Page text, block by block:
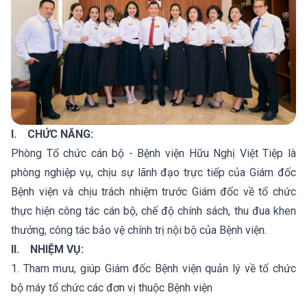
I. CHỨC NĂNG:
Phòng Tổ chức cán bộ - Bệnh viện Hữu Nghị Việt Tiệp là
phòng nghiệp vụ, chịu sự lãnh đạo trực tiếp của Giám đốc
Bệnh viện và chịu trách nhiệm trước Giám đốc về tổ chức
thực hiện công tác cán bộ, chế độ chính sách, thu đua khen
thưởng, công tác bảo vệ chính trị nội bộ của Bệnh viện.
II. NHIỆM VỤ:
1. Tham mưu, giúp Giám đốc Bệnh viện quản lý về tổ chức
bộ máy tổ chức các đơn vị thuộc Bệnh viện